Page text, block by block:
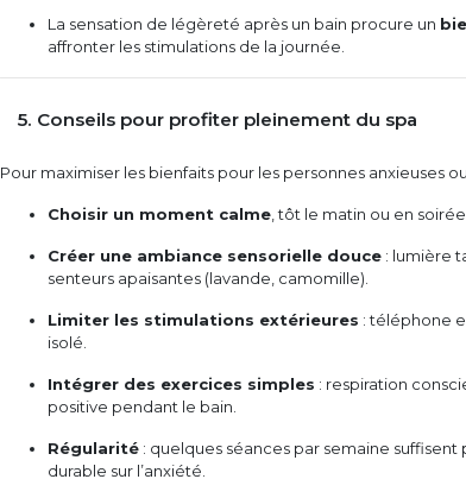
La sensation de légèreté après un bain procure un
affronter les stimulations de la journée.
5. Conseils pour profiter pleinement du spa
Pour maximiser les bienfaits pour les personnes anxieuses
Choisir un moment calme , tôt le matin ou en
Créer une ambiance sensorielle douce : lumière
senteurs apaisantes (lavande, camomille).
Limiter les stimulations extérieures : téléphone
isolé.
Intégrer des exercices simples : respiration
positive pendant le bain.
Régularité : quelques séances par semaine
durable sur l’anxiété.